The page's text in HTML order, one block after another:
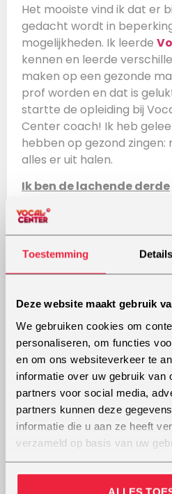
Toestemming Details
Deze website maakt gebruik
We gebruiken cookies om
personaliseren, om functies
en om ons websiteverkeer te
informatie over uw gebruik van
partners voor social media,
partners kunnen deze
informatie die u aan ze heeft
verzameld op basis van uw
Het mooiste vind ik dat er
gedacht wordt in
mogelijkheden. Ik leerde
kennen en leerde
maken op een gezonde
prof worden en dat is
startte de opleiding bij
Center coach! Ik heb
hebben op gezond zingen:
alles er uit halen.
Ik ben de lachende derde
Ik geef nu
het hele land, ben zelfs
Center en ik voel een
denk aan de mensen die
zou kunnen. Ik ben de
een top segment
volle bak durf te gaan
Het is me
mijn droom!
Mijn drijfveer zijn mijn
Ik geloof erin, bij elke
op alles om ook hun
nieuwe sound tot het